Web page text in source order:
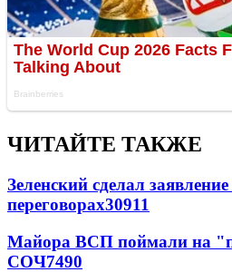
ЧИТАЙТЕ ТАКЖЕ
Зеленский сделал
переговорах30911
Майора ВСП поймали на
СОЧ7490